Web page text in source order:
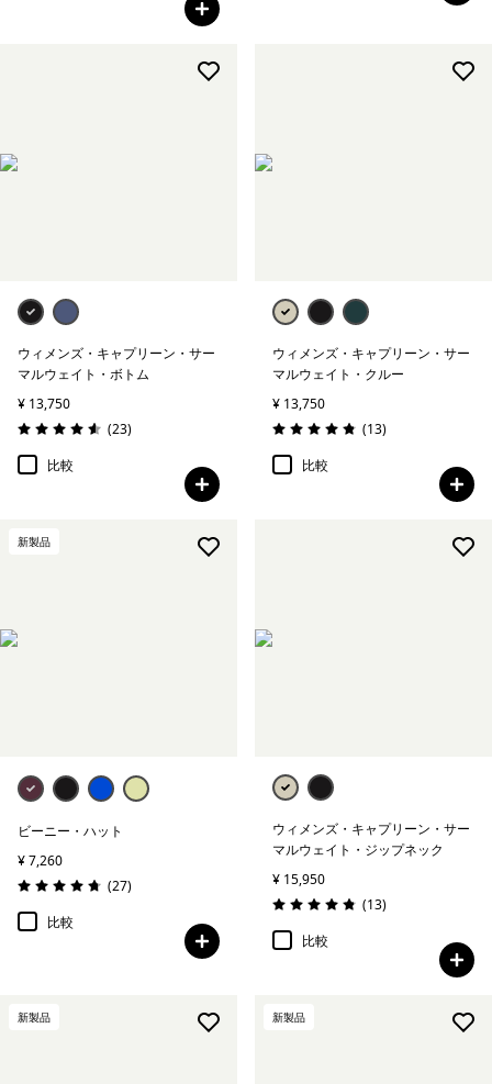
ウィメンズ・キャプリーン・サー
マルウェイト・ボトム
¥ 13,750
評価: 4.6 / 5
(23レビュー
)
比較
ウィメンズ・キャプリーン・サー
マルウェイト・クルー
¥ 13,750
評価: 4.8 / 5
(13レビュー
)
比較
新製品
ビーニー・ハット
¥ 7,260
評価: 4.7 / 5
(27レビュー
)
比較
ウィメンズ・キャプリーン・サー
マルウェイト・ジップネック
¥ 15,950
評価: 4.8 / 5
(13レビュー
)
比較
新製品 新製品